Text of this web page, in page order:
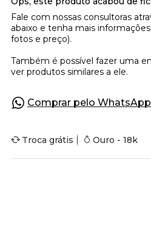
Comprar pelo WhatsApp
Troca grátis Ouro - 18k